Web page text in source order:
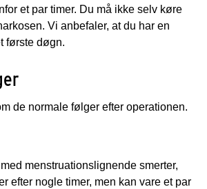
et par timer. Du må ikke selv køre
Vi anbefaler, at du har en
første døgn.
de normale følger efter operationen.
menstruationslignende smerter,
efter nogle timer, men kan vare et par